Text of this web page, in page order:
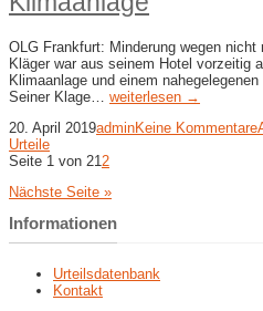
OLG Frankfurt: Minderung wegen nicht
Kläger war aus seinem Hotel vorzeitig
Klimaanlage und einem
Seiner Klage… weiterlesen →
20. April 2019adminKeine Kommentare
Urteile
Seite 1 von 21 2
Nächste Seite »
Informationen
Urteilsdatenbank
Kontakt